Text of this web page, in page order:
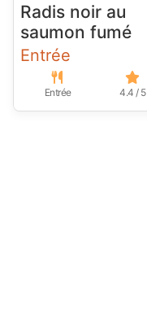
Radis noir au
saumon fumé
Entrée
Entrée 4.4 / 5